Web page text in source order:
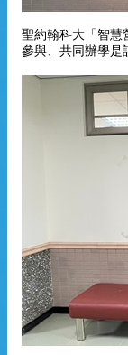
聖約翰科大「智慧
參與、共同辦學是